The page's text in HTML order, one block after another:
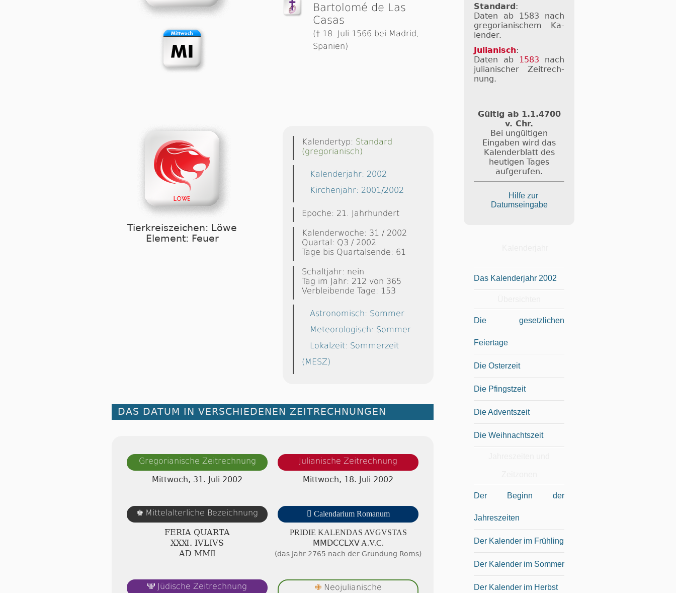
Bartolomé de Las
Casas
(† 18. Juli 1566 bei Madrid,
Spanien)
Tierkreiszeichen: Löwe
Element: Feuer
Kalendertyp: Standard
(gregorianisch)
Kalenderjahr: 2002
Kirchenjahr: 2001/2002
Epoche: 21. Jahrhundert
Kalenderwoche: 31 / 2002
Quartal: Q3 / 2002
Tage bis Quartalsende: 61
Schaltjahr: nein
Tag im Jahr: 212 von 365
Verbleibende Tage: 153
Astronomisch: Sommer
Meteorologisch: Sommer
Lokalzeit: Sommerzeit
(MESZ)
DAS DATUM IN VERSCHIEDENEN ZEITRECHNUNGEN
Gregorianische Zeitrechnung
Mittwoch, 31. Juli 2002
Julianische Zeitrechnung
Mittwoch, 18. Juli 2002
♚ Mittelalterliche Bezeichnung
FERIA QUARTA
ⅩⅩⅪ. IVLIVS
AD ⅯⅯⅡ
 Calendarium Romanum
PRIDIE KA­LEN­DAS AV­GVS­TAS
ⅯⅯⅮⅭⅭⅬⅩⅤ A.V.C.
(das Jahr 2765 nach der Gründung Roms)
🕎 Jüdische Zeitrechnung ✙Neojulianische
Standard :
Daten ab 1583 nach
gre­go­ri­a­ni­schem Ka­
len­der.
Julianisch:
Daten ab 1583 nach
ju­li­a­ni­scher Zeit­rech­
nung.
Gültig ab 1.1.4700
v. Chr.
Bei ungültigen
Eingaben wird das
Kalenderblatt des
heutigen Tages
aufgerufen.
Hilfe zur
Datumseingabe
Das Kalenderjahr 2002
Die gesetzlichen
Feiertage
Die Osterzeit
Die Pfingstzeit
Die Adventszeit
Die Weihnachtszeit
Der Beginn der
Jahreszeiten
Der Kalender im Frühling
Der Kalender im Sommer
Der Kalender im Herbst